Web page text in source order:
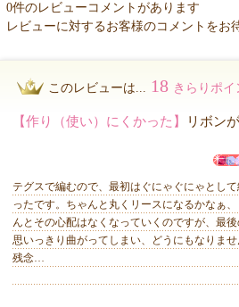
0件のレビューコメントがあります
レビューに対するお客様のコメントをお
このレビューは... 18 きらりポイ
【作り（使い）にくかった】 リボン
テグスで編むので、最初はぐにゃぐにゃとし
ったです。ちゃんと丸くリースになるかなぁ
んとその心配はなくなっていくのですが、最
思いっきり曲がってしまい、どうにもなりませ
残念…